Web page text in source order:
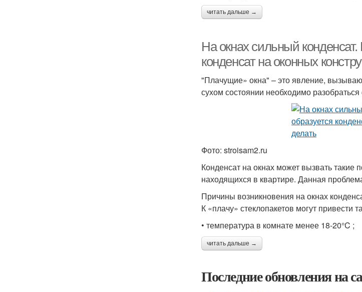
читать дальше →
На окнах сильный
конденсат на оконных
"Плачущие» окна" – это явление,
сухом состоянии необходимо
Фото: stroisam2.ru
Конденсат на окнах может вызвать такие
находящихся в квартире. Данная
Причины возникновения на окнах
К «плачу» стеклопакетов могут привести
• температура в комнате менее 18-20°C ;
читать дальше →
Последние обновления на